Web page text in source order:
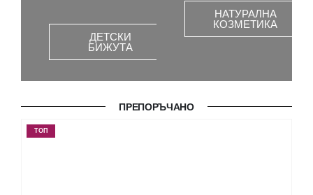
ДЕТСКИ
БИЖУТА
НАТУРАЛНА
КОЗМЕТИКА
ПРЕПОРЪЧАНО
ТОП